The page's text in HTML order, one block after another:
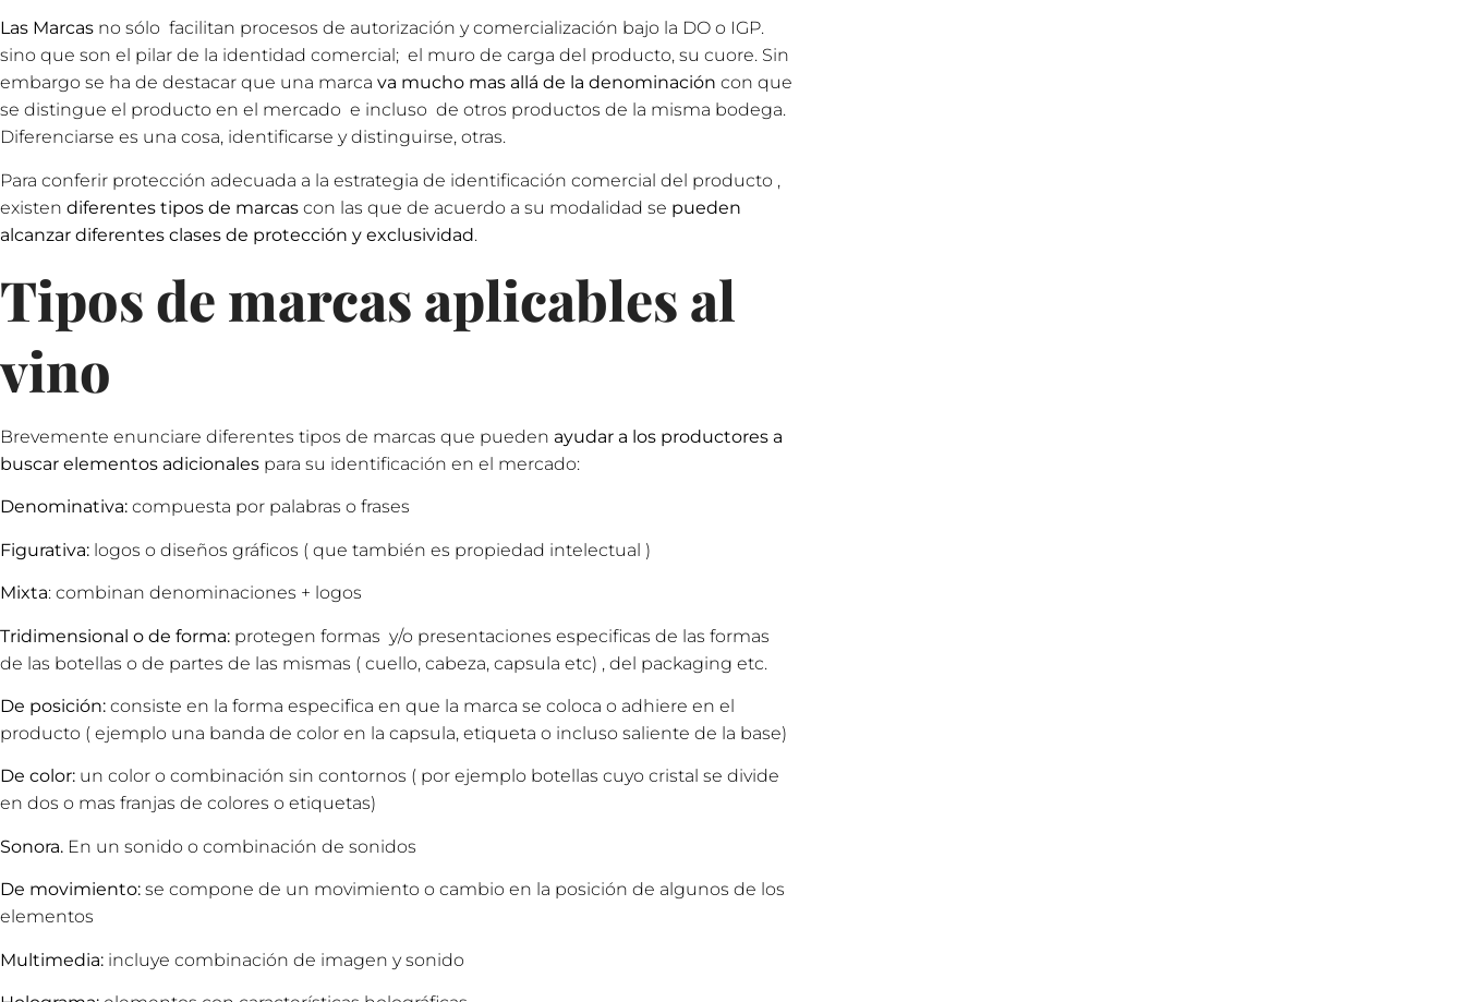
Las Marcas no sólo facilitan procesos de autorización y comercialización bajo la DO o IGP.​
sino que son el pilar de la identidad comercial; el muro de carga del producto, su cuore. Sin
embargo se ha de destacar que una marca va mucho mas allá de la denominación con que
se distingue el producto en el mercado e incluso de otros productos de la misma bodega.
Diferenciarse es una cosa, identificarse y distinguirse, otras.
Para conferir protección adecuada a la estrategia de identificación comercial del producto ,
existen diferentes tipos de marcas con las que de acuerdo a su modalidad se pueden
alcanzar diferentes clases de protección y exclusividad.
Tipos de marcas aplicables al
vino
Brevemente enunciare diferentes tipos de marcas que pueden ayudar a los productores a
buscar elementos adicionales para su identificación en el mercado:
Denominativa: compuesta por palabras o frases
Figurativa: logos o diseños gráficos ( que también es propiedad intelectual )
Mixta: combinan denominaciones + logos
Tridimensional o de forma: protegen formas y/o presentaciones especificas de las formas
de las botellas o de partes de las mismas ( cuello, cabeza, capsula etc) , del packaging etc.
De posición: consiste en la forma especifica en que la marca se coloca o adhiere en el
producto ( ejemplo una banda de color en la capsula, etiqueta o incluso saliente de la base)
De color: un color o combinación sin contornos ( por ejemplo botellas cuyo cristal se divide
en dos o mas franjas de colores o etiquetas)
Sonora. En un sonido o combinación de sonidos
De movimiento: se compone de un movimiento o cambio en la posición de algunos de los
elementos
Multimedia: incluye combinación de imagen y sonido